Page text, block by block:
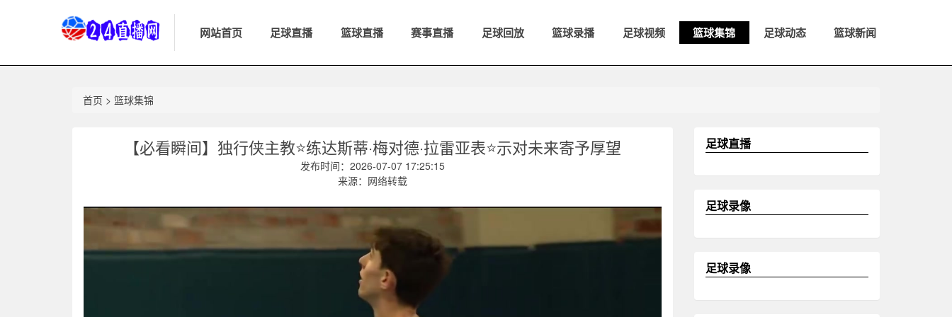
网站首页 足球直播 篮球直播 赛事直播 足球回放 篮球录播 足球视频 篮球集锦 足球动态 篮球新闻
首页 > 篮球集锦
【必看瞬间】独行侠主教⭐练达斯蒂·梅对德·拉雷亚表⭐示对未来寄予厚望
发布时间：2026-07-07 17:25:15
来源：网络转载
足球直播
足球录像
足球录像